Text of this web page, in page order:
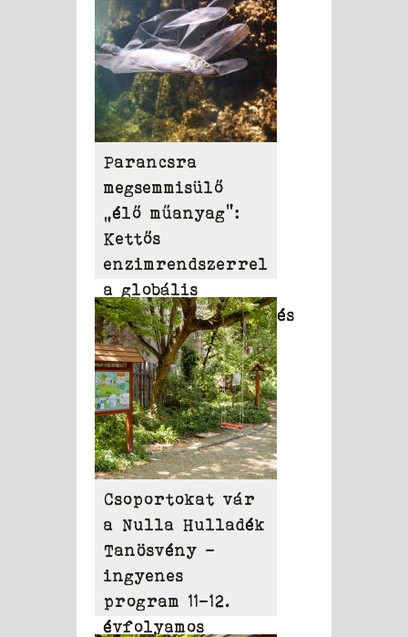
Parancsra
megsemmisülő
„élő műanyag”:
Kettős
enzimrendszerrel
a globális
környezetszennyezés
ellen
Csoportokat vár
a Nulla Hulladék
Tanösvény –
ingyenes
program 11-12.
évfolyamos